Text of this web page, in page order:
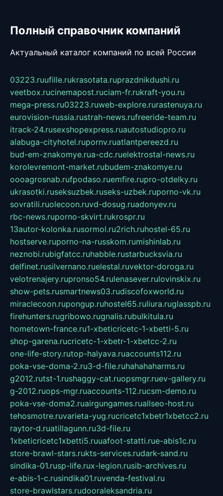
Полный справочник компаний
Актуальный каталог компаний по всей России
03223.ruufille.rukrasotata.ruprazdnikdushi.ru
veetbox.rucinemapost.ruciam-fr.rukraft-you.ru
mega-press.ru03223.ruweb-explore.rurastenuya.ru
eurovision-russia.rustrah-news.rufreeride-team.ru
itrack-24.rusexshopexpress.ruautostudiopro.ru
alabuga-cityhotel.rupornv.ruatlantpereezd.ru
bud-em-znakomye.rua-cdc.ruelektrostal-news.ru
korolevremont-market.rubudem-znakomye.ru
oooagrosnab.rufpodaso.ruemfire.rupro-otdelky.ru
ukrasotki.ruseksuzbek.ruseks-uzbek.ruporno-vk.ru
sovratili.ruolecoon.ruvd-dosug.ruadonyev.ru
rbc-news.ruporno-skvirt.rukrospr.ru
13autor-kolonka.rusormol.ru2rich.ruhostel-65.ru
hostserve.ruporno-na-russkom.rumishinlab.ru
neznobi.rubigfatcc.ruhabble.rustarbucksvia.ru
delfinet.rusilvernano.ruelestal.ruvektor-doroga.ru
velotrenajery.rupronso54.rulenasever.rulovinskix.ru
show-pets.rusmartnews03.rudiscofoxworld.ru
miraclecoon.rupongup.ruhostel65.ruliura.ruglasspb.ru
firehunters.rugribowo.rugnalis.rubulkitula.ru
hometown-france.ru1-xbeticricetc-1-xbetti-5.ru
shop-garena.rucricetc-1-xbetr-1-xbetcc-2.ru
one-life-story.rutop-halyava.ruaccounts112.ru
poka-vse-doma-2.ru3-d-file.ruhahahaharms.ru
g2012.rutst-1.rushaggy-cat.ruopsmgr.ruev-gallery.ru
g-2012.ruops-mgr.ruaccounts-112.rucsm-demo.ru
poka-vse-doma2.ruairgungames.ruallseo-host.ru
tehosmotre.ruvarieta-yug.rucricetc1xbetr1xbetcc2.ru
raytor-d.ruatillagunn.ru3d-file.ru
1xbeticricetc1xbetti5.ruuafoot-statti.rue-abis1c.ru
store-brawl-stars.rukts-services.rudark-sand.ru
sindika-01.rusp-life.rux-legion.rusib-archives.ru
e-abis-1-c.rusindika01.ruvenda-festival.ru
store-brawlstars.rudooraleksandria.ru